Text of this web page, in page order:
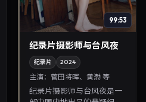
99:53
纪录片摄影师与台风夜
纪录片 2024
主演：菅田将晖、黄渤 等
纪录片摄影师与台风夜是一